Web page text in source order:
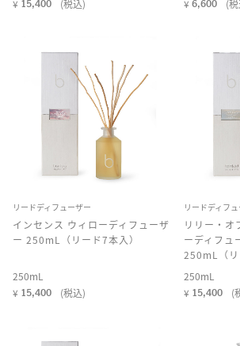
¥ 15,400 (税込) ¥ 6,600 (
リードディフューザー
インセンス ウィローディフューザ
ー 250mL（リード7本入）
250mL
¥ 15,400 (税込)
リードディフ
リリー・オ
ーディフュ
250mL（リ
250mL
¥ 15,400 (